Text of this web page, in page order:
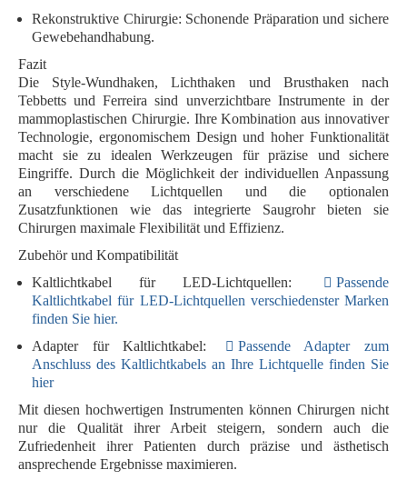
Rekonstruktive Chirurgie: Schonende Präparation und sichere
Gewebehandhabung.
Fazit
Die Style-Wundhaken, Lichthaken und Brusthaken nach
Tebbetts und Ferreira sind unverzichtbare Instrumente in der
mammoplastischen Chirurgie. Ihre Kombination aus innovativer
Technologie, ergonomischem Design und hoher Funktionalität
macht sie zu idealen Werkzeugen für präzise und sichere
Eingriffe. Durch die Möglichkeit der individuellen Anpassung
an verschiedene Lichtquellen und die optionalen
Zusatzfunktionen wie das integrierte Saugrohr bieten sie
Chirurgen maximale Flexibilität und Effizienz.
Zubehör und Kompatibilität
Kaltlichtkabel für LED-Lichtquellen:
Passende
Kaltlichtkabel für LED-Lichtquellen verschiedenster Marken
finden Sie hier.
Adapter für Kaltlichtkabel:
Passende Adapter zum
Anschluss des Kaltlichtkabels an Ihre Lichtquelle finden Sie
hier
Mit diesen hochwertigen Instrumenten können Chirurgen nicht
nur die Qualität ihrer Arbeit steigern, sondern auch die
Zufriedenheit ihrer Patienten durch präzise und ästhetisch
ansprechende Ergebnisse maximieren.